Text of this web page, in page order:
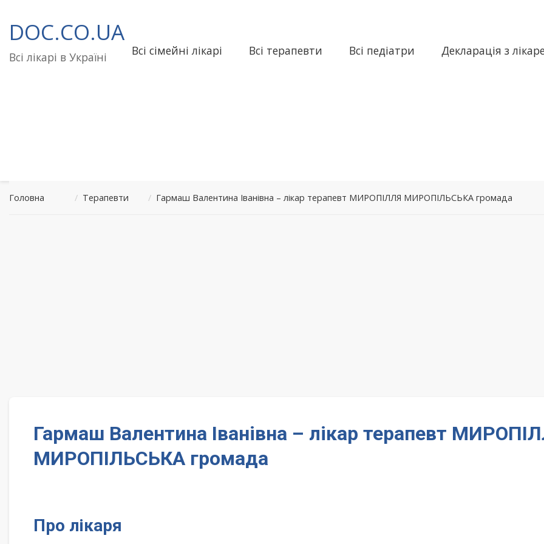
до
вмісту
DOC.CO.UA
Всі лікарі в Україні Всі сімейні лікарі Всі терапевти Всі педіатри Декларація з
Головна / Терапевти / Гармаш Валентина Іванівна – лікар терапевт МИРОПІЛЛЯ МИРОПІЛЬСЬКА громада
Гармаш Валентина Іванівна – лікар терапевт
МИРОПІЛЬСЬКА громада
Про лікаря